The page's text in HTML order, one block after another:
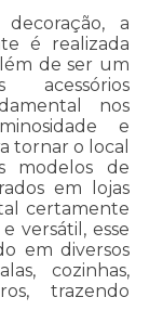
a
é realizada
de ser um
acessórios
nos
e
tornar o local
modelos de
em lojas
certamente
versátil, esse
em diversos
cozinhas,
trazendo